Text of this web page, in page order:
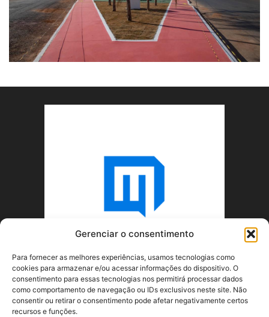
Gerenciar o consentimento
Para fornecer as melhores experiências, usamos tecnologias como
cookies para armazenar e/ou acessar informações do dispositivo. O
consentimento para essas tecnologias nos permitirá processar dados
como comportamento de navegação ou IDs exclusivos neste site. Não
consentir ou retirar o consentimento pode afetar negativamente certos
recursos e funções.